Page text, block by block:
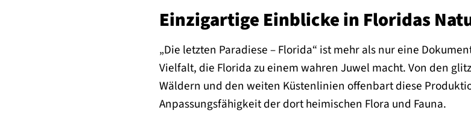
Einzigartige Einblicke in Floridas
„Die letzten Paradiese – Florida“ ist mehr als nur eine
Vielfalt, die Florida zu einem wahren Juwel macht. Von den
Wäldern und den weiten Küstenlinien offenbart diese
Anpassungsfähigkeit der dort heimischen Flora und Fauna.